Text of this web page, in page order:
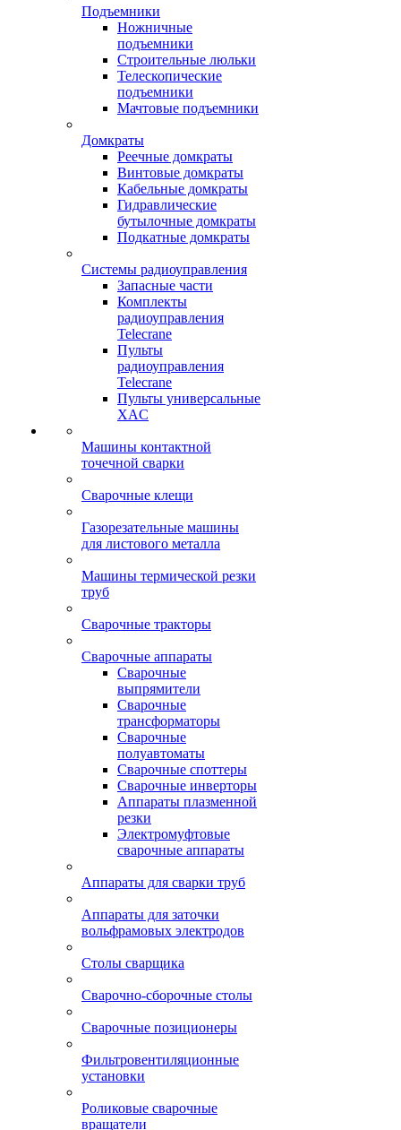
Подъемники
Ножничные
подъемники
Строительные люльки
Телескопические
подъемники
Мачтовые подъемники
Домкраты
Реечные домкраты
Винтовые домкраты
Кабельные домкраты
Гидравлические
бутылочные домкраты
Подкатные домкраты
Системы радиоуправления
Запасные части
Комплекты
радиоуправления
Telecrane
Пульты
радиоуправления
Telecrane
Пульты универсальные
XAC
Машины контактной
точечной сварки
Сварочные клещи
Газорезательные машины
для листового металла
Машины термической резки
труб
Сварочные тракторы
Сварочные аппараты
Сварочные
выпрямители
Сварочные
трансформаторы
Сварочные
полуавтоматы
Сварочные споттеры
Сварочные инверторы
Аппараты плазменной
резки
Электромуфтовые
сварочные аппараты
Аппараты для сварки труб
Аппараты для заточки
вольфрамовых электродов
Столы сварщика
Сварочно-сборочные столы
Сварочные позиционеры
Фильтровентиляционные
установки
Роликовые сварочные
вращатели